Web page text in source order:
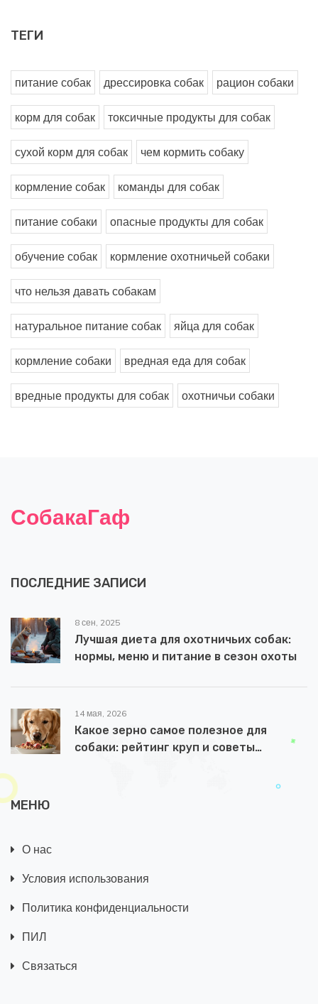
ТЕГИ
питание собак дрессировка собак рацион собаки
корм для собак токсичные продукты для собак
сухой корм для собак чем кормить собаку
кормление собак команды для собак
питание собаки опасные продукты для собак
обучение собак кормление охотничьей собаки
что нельзя давать собакам
натуральное питание собак яйца для собак
кормление собаки вредная еда для собак
вредные продукты для собак охотничьи собаки
СобакаГаф
ПОСЛЕДНИЕ ЗАПИСИ
8 сен, 2025
Лучшая диета для охотничьих собак:
нормы, меню и питание в сезон охоты
14 мая, 2026
Какое зерно самое полезное для
собаки: рейтинг круп и советы
МЕНЮ
О нас
Условия использования
Политика конфиденциальности
ПИЛ
Связаться